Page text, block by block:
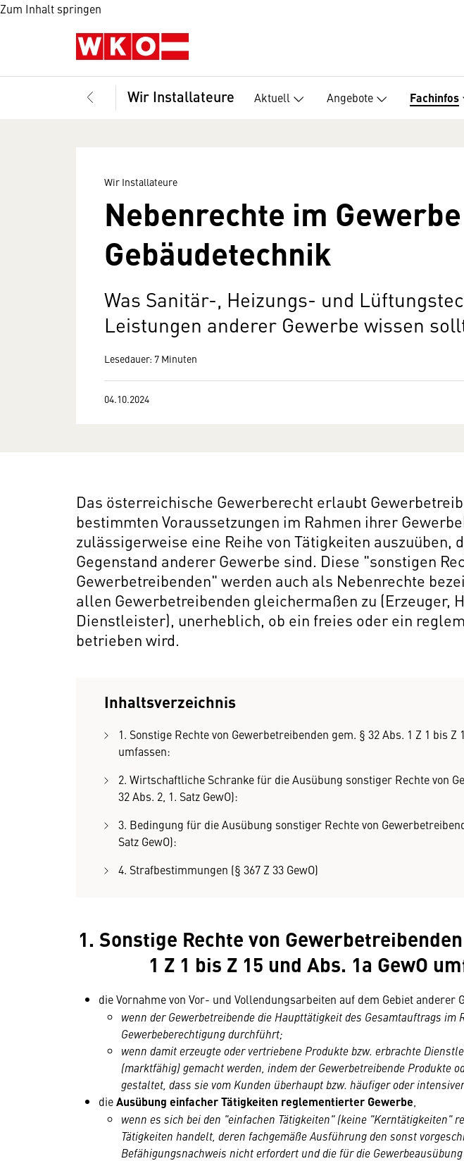
Zum Inhalt springen
Wir Installateure Aktuell Angebote Fachinfos
Wir Installateure
Nebenrechte im
Gebäudetechnik
Was Sanitär-, Heizungs- und
Leistungen anderer Gewerbe wissen
Lesedauer: 7 Minuten
04.10.2024
Das österreichische Gewerberecht erlaubt
bestimmten Voraussetzungen im Rahmen ihrer
zulässigerweise eine Reihe von Tätigkeiten auszuüben,
Gegenstand anderer Gewerbe sind. Diese "sonstigen
Gewerbetreibenden" werden auch als Nebenrechte
allen Gewerbetreibenden gleichermaßen zu (Erzeuger,
Dienstleister), unerheblich, ob ein freies oder ein
betrieben wird.
Inhaltsverzeichnis
1. Sonstige Rechte von Gewerbetreibenden gem. § 32 Abs. 1 Z 1 bis Z
umfassen:
2. Wirtschaftliche Schranke für die Ausübung sonstiger Rechte von
32 Abs. 2, 1. Satz GewO):
3. Bedingung für die Ausübung sonstiger Rechte von
Satz GewO):
4. Strafbestimmungen (§ 367 Z 33 GewO)
1. Sonstige Rechte von
1 Z 1 bis Z 15 und Abs. 1a GewO
die Vornahme von Vor- und Vollendungsarbeiten auf dem Gebiet anderer
wenn der Gewerbetreibende die Haupttätigkeit des Gesamtauftrags im
Gewerbeberechtigung durchführt;
wenn damit erzeugte oder vertriebene Produkte bzw. erbrachte
(marktfähig) gemacht werden, indem der Gewerbetreibende Produkte
gestaltet, dass sie vom Kunden überhaupt bzw. häufiger oder
dieAusübung einfacher Tätigkeiten reglementierter Gewerbe
wenn es sich bei den "einfachen Tätigkeiten" (keine "Kerntätigkeiten"
Tätigkeiten handelt, deren fachgemäße Ausführung den sonst
Befähigungsnachweis nicht erfordert und die für die